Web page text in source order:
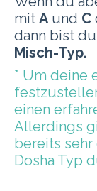
mit Aund C
dann bist
Misch-Typ.
* Um deine
einen
Allerdings
bereits
Dosha Typ